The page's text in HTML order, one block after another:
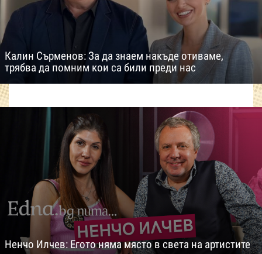
Калин Сърменов: За да знаем накъде отиваме,
трябва да помним кои са били преди нас
Ненчо Илчев: Егото няма място в света на артистите